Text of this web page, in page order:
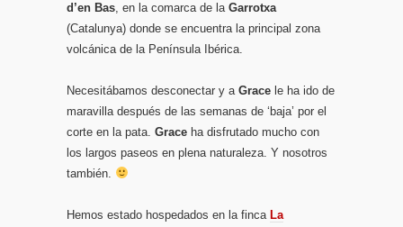
d’en Bas, en la comarca de la Garrotxa
(Catalunya) donde se encuentra la principal zona
volcánica de la Península Ibérica.
Necesitábamos desconectar y a Grace le ha ido de
maravilla después de las semanas de ‘baja’ por el
corte en la pata. Grace ha disfrutado mucho con
los largos paseos en plena naturaleza. Y nosotros
también.
Hemos estado hospedados en la finca La